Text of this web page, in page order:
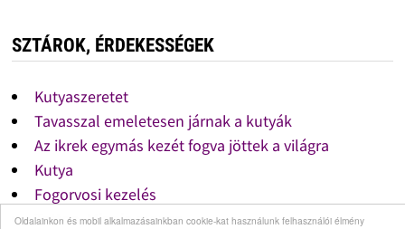
Oldalainkon és mobil alkalmazásainkban cookie-kat használunk felhasználói élmény
SZTÁROK, ÉRDEKESSÉGEK
Kutyaszeretet
Tavasszal emeletesen járnak a kutyák
Az ikrek egymás kezét fogva jöttek a világra
Kutya
Fogorvosi kezelés
Tattoo, Minnie mouse